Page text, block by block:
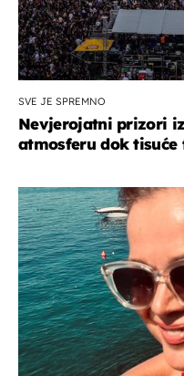
SVE JE SPREMNO
Nevjerojatni prizori
atmosferu dok tisuće